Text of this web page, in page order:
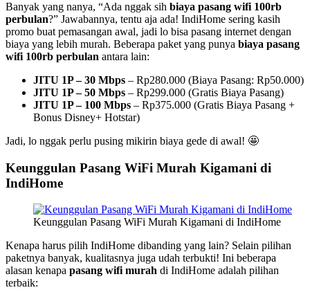
Banyak yang nanya, “Ada nggak sih biaya pasang wifi 100rb
perbulan?” Jawabannya, tentu aja ada! IndiHome sering kasih
promo buat pemasangan awal, jadi lo bisa pasang internet dengan
biaya yang lebih murah. Beberapa paket yang punya biaya pasang
wifi 100rb perbulan antara lain:
JITU 1P – 30 Mbps – Rp280.000 (Biaya Pasang: Rp50.000)
JITU 1P – 50 Mbps – Rp299.000 (Gratis Biaya Pasang)
JITU 1P – 100 Mbps – Rp375.000 (Gratis Biaya Pasang +
Bonus Disney+ Hotstar)
Jadi, lo nggak perlu pusing mikirin biaya gede di awal! 🤩
Keunggulan Pasang WiFi Murah Kigamani di
IndiHome
Keunggulan Pasang WiFi Murah Kigamani di IndiHome
Kenapa harus pilih IndiHome dibanding yang lain? Selain pilihan
paketnya banyak, kualitasnya juga udah terbukti! Ini beberapa
alasan kenapa pasang wifi murah di IndiHome adalah pilihan
terbaik: